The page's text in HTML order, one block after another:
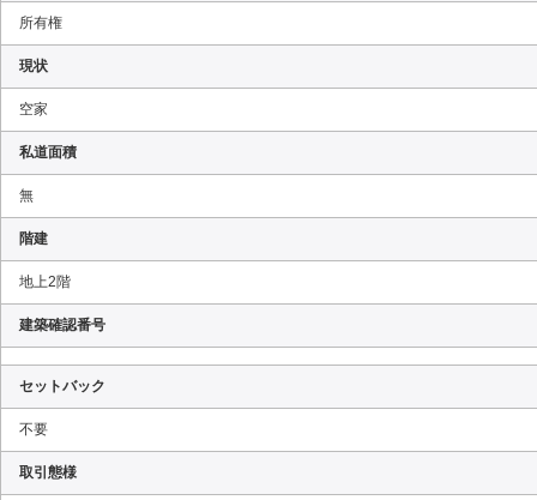
所有権
現状
空家
私道面積
無
階建
地上2階
建築確認番号
セットバック
不要
取引態様